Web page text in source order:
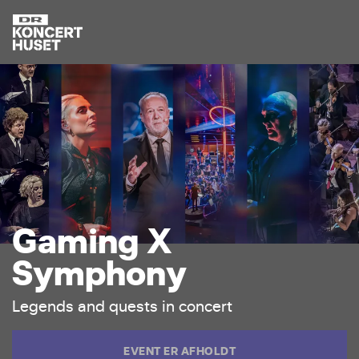
GamingX
Symphony
Legends and quests in concert
EVENT ER AFHOLDT